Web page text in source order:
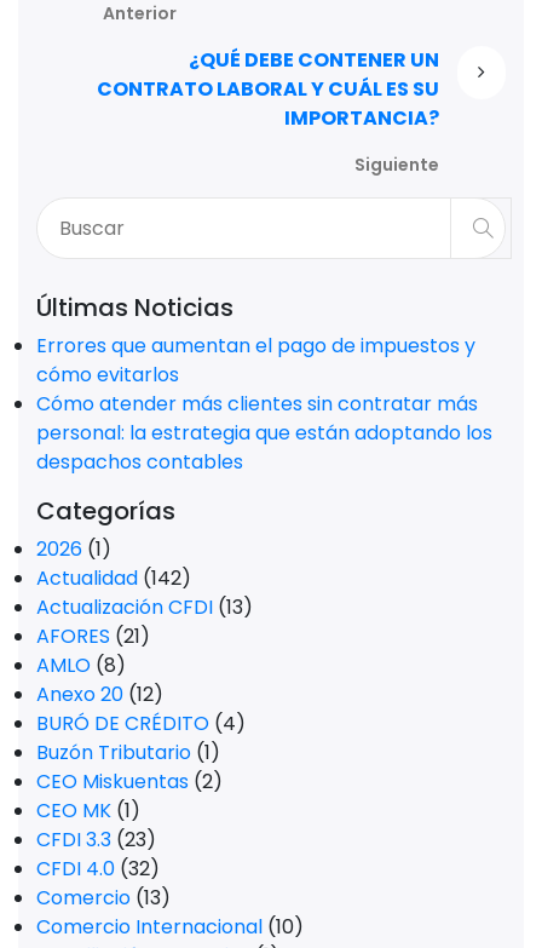
Anterior
¿QUÉ DEBE CONTENER UN
CONTRATO LABORAL Y CUÁL ES SU
IMPORTANCIA?
Siguiente
Últimas Noticias
Errores que aumentan el pago de impuestos y
cómo evitarlos
Cómo atender más clientes sin contratar más
personal: la estrategia que están adoptando los
despachos contables
Categorías
2026 (1)
Actualidad (142)
Actualización CFDI (13)
AFORES (21)
AMLO (8)
Anexo 20 (12)
BURÓ DE CRÉDITO (4)
Buzón Tributario (1)
CEO Miskuentas (2)
CEO MK (1)
CFDI 3.3 (23)
CFDI 4.0 (32)
Comercio (13)
Comercio Internacional (10)